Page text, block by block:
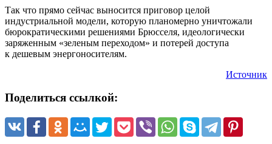
Так что прямо сейчас выносится приговор целой
индустриальной модели, которую планомерно уничтожали
бюрократическими решениями Брюсселя, идеологически
заряженным «зеленым переходом» и потерей доступа
к дешевым энергоносителям.
Источник
Поделиться ссылкой: